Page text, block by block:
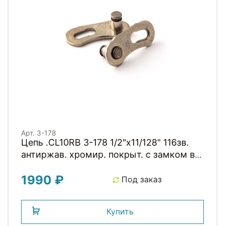
Арт. 3-178
Цепь .CL10RB 3-178 1/2"x11/128" 116зв.
антиржав. хромир. покрыт. с замком в
1990 ₽ Под заказ
Купить